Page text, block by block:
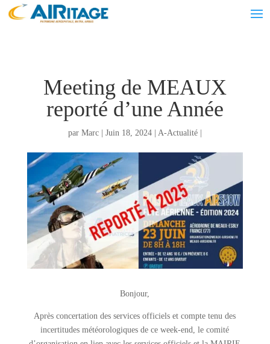
Meeting de MEAUX
reporté d’une Année
par Marc| Juin 18, 2024| A-Actualité|
Bonjour,
Après concertation des services officiels et compte tenu des
incertitudes météorologiques de ce week-end, le comité